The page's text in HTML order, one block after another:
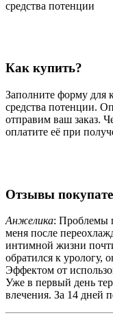
средства потенции
Как купить?
Заполните форму для
средства потенции.
отправим ваш заказ.
оплатите её при
Отзывы
Анжелика: Проблемы
меня после
интимной жизни
обратился к урологу,
Эффектом от
Уже в первый день
влечения. За 14 дней